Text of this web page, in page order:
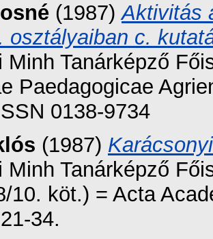
(1987)Aktivitás
osztályaiban c.
Minh Tanárképző
Paedagogicae
0138-9734
(1987)
Minh Tanárképző
10. köt.) = Acta
34.